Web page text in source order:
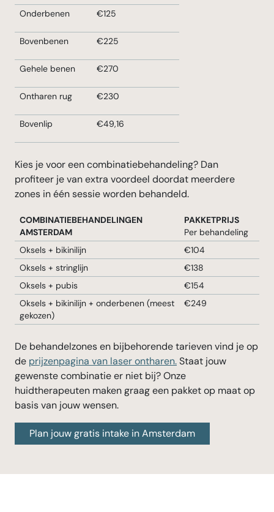
Onderbenen €125
Bovenbenen €225
Gehele benen €270
Ontharen rug €230
Bovenlip €49,16
Kies je voor een combinatiebehandeling? Dan
profiteer je van extra voordeel doordat meerdere
zones in één sessie worden behandeld.
COMBINATIEBEHANDELINGEN
AMSTERDAM
PAKKETPRIJS
Per behandeling
Oksels + bikinilijn
€104
Oksels + stringlijn
€138
Oksels + pubis
€154
Oksels + bikinilijn + onderbenen (meest
gekozen)
€249
De behandelzones en bijbehorende tarieven vind je op
de prijzenpagina van laser ontharen.Staat jouw
gewenste combinatie er niet bij? Onze
huidtherapeuten maken graag een pakket op maat op
basis van jouw wensen.
Plan jouw gratis intake in Amsterdam